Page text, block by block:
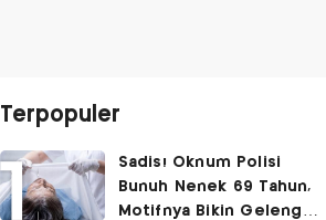
Terpopuler
Sadis! Oknum Polisi
Bunuh Nenek 69 Tahun,
Motifnya Bikin Geleng